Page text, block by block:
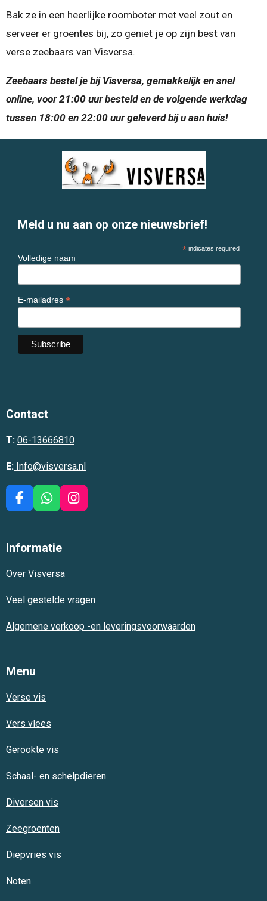
Bak ze in een heerlijke roomboter met veel zout en
serveer er groentes bij, zo geniet je op zijn best van
verse zeebaars van Visversa.
Zeebaars bestel je bij Visversa, gemakkelijk en snel
online, voor 21:00 uur besteld en de volgende werkdag
tussen 18:00 en 22:00 uur geleverd bij u aan huis!
Meld u nu aan op onze nieuwsbrief!
* indicates required
Volledige naam
E-mailadres *
Contact
T: 06-13666810
E: Info@visversa.nl
F
a
b
o
W
h
s
p
I
n
m
Informatie
Over Visversa
Veel gestelde vragen
Algemene verkoop -en leveringsvoorwaarden
Menu
Verse vis
Vers vlees
Gerookte vis
Schaal- en schelpdieren
Diversen vis
Zeegroenten
Diepvries vis
Noten